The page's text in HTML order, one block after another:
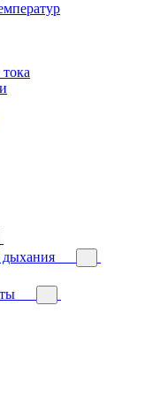
дыхания